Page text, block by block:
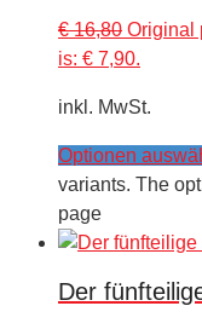
€16,80 Original
is: € 7,90.
inkl. MwSt.
Optionen
variants. The
page
Der